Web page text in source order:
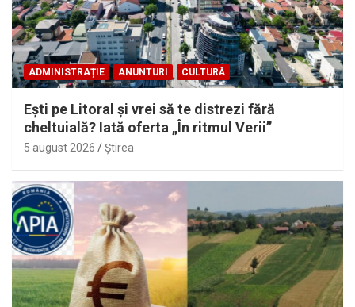
ADMINISTRAȚIE ANUNTURI CULTURĂ
Eşti pe Litoral şi vrei să te distrezi fără
cheltuială? Iată oferta „În ritmul Verii”
5 august 2026 Ştirea